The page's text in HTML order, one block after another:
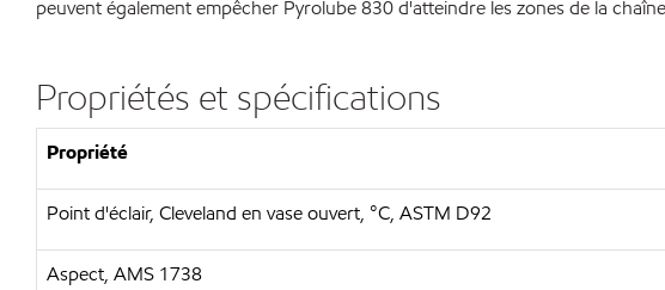
peuvent également empêcher Pyrolube 830 d'atteindre les zones de la
Propriétés et spécifications
Propriété
Point d'éclair, Cleveland en vase ouvert, °C, ASTM D92
Aspect, AMS 1738